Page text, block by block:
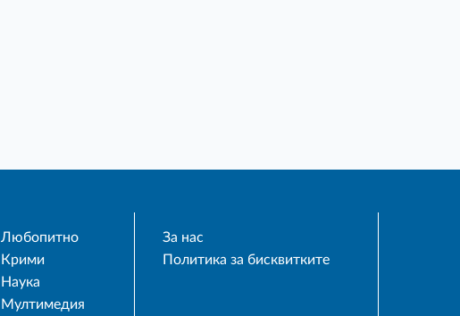
Любопитно
Крими
Наука
Мултимедия
За нас
Политика за бисквитките